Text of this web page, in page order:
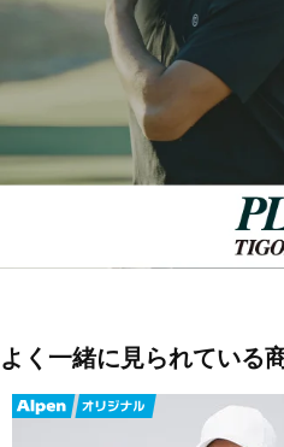
■2026春夏モデル
■メーカー型番：TR-1H1086H-C
よく一緒に見られている